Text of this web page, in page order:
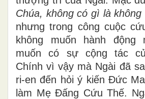
Chúa, không có gì là không
nhưng trong công cuộc
không muốn hành động
muốn có sự cộng tác
Chính vì vậy mà Ngài đã
ri-en đến hỏi ý kiến Đức
làm Mẹ Đấng Cứu Thế.